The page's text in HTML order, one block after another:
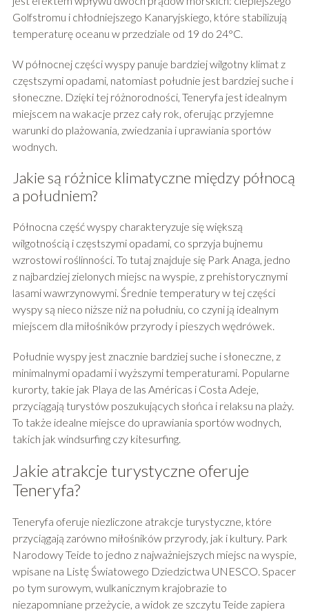
Golfstromu i chłodniejszego Kanaryjskiego, które stabilizują
temperaturę oceanu w przedziale od 19 do 24°C.
W północnej części wyspy panuje bardziej wilgotny klimat z
częstszymi opadami, natomiast południe jest bardziej suche i
słoneczne. Dzięki tej różnorodności, Teneryfa jest idealnym
miejscem na wakacje przez cały rok, oferując przyjemne
warunki do plażowania, zwiedzania i uprawiania sportów
wodnych.
Jakie są różnice klimatyczne między północą
a południem?
Północna część wyspy charakteryzuje się większą
wilgotnością i częstszymi opadami, co sprzyja bujnemu
wzrostowi roślinności. To tutaj znajduje się Park Anaga, jedno
z najbardziej zielonych miejsc na wyspie, z prehistorycznymi
lasami wawrzynowymi. Średnie temperatury w tej części
wyspy są nieco niższe niż na południu, co czyni ją idealnym
miejscem dla miłośników przyrody i pieszych wędrówek.
Południe wyspy jest znacznie bardziej suche i słoneczne, z
minimalnymi opadami i wyższymi temperaturami. Popularne
kurorty, takie jak Playa de las Américas i Costa Adeje,
przyciągają turystów poszukujących słońca i relaksu na plaży.
To także idealne miejsce do uprawiania sportów wodnych,
takich jak windsurfing czy kitesurfing.
Jakie atrakcje turystyczne oferuje
Teneryfa?
Teneryfa oferuje niezliczone atrakcje turystyczne, które
przyciągają zarówno miłośników przyrody, jak i kultury. Park
Narodowy Teide to jedno z najważniejszych miejsc na wyspie,
wpisane na Listę Światowego Dziedzictwa UNESCO. Spacer
po tym surowym, wulkanicznym krajobrazie to
niezapomniane przeżycie, a widok ze szczytu Teide zapiera